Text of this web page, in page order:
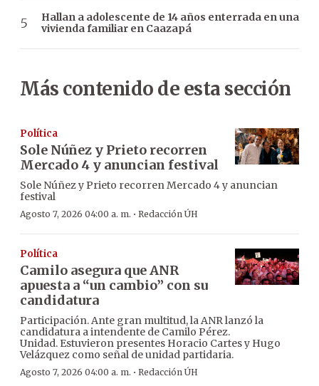
Hallan a adolescente de 14 años enterrada en una
vivienda familiar en Caazapá
Más contenido de esta sección
Política
Sole Núñez y Prieto recorren
Mercado 4 y anuncian festival
Sole Núñez y Prieto recorren Mercado 4 y anuncian
festival
Agosto 7, 2026 04:00 a. m. · Redacción ÚH
Política
Camilo asegura que ANR
apuesta a “un cambio” con su
candidatura
Participación. Ante gran multitud, la ANR lanzó la
candidatura a intendente de Camilo Pérez.
Unidad. Estuvieron presentes Horacio Cartes y Hugo
Velázquez como señal de unidad partidaria.
Agosto 7, 2026 04:00 a. m. · Redacción ÚH